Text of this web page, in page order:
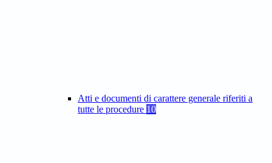
Atti e documenti di carattere generale riferiti a
tutte le procedure 10